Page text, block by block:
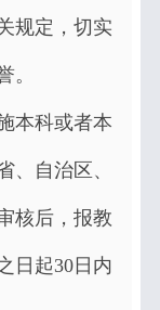
规定，切实
。
科或者本
、自治区、
核后，报教
日起30日内